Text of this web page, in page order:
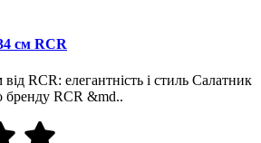
см RCR
RCR: елегантність і стиль Салатник
бренду RCR &md..